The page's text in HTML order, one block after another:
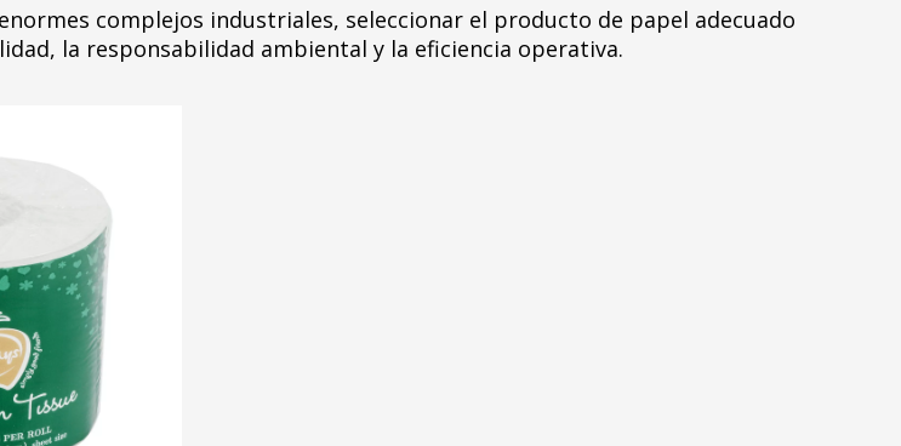
complejos industriales, seleccionar el producto de papel adecuado
la responsabilidad ambiental y la eficiencia operativa.